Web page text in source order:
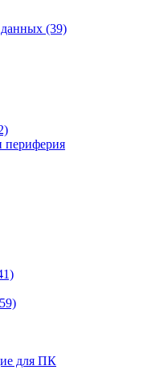
(39)
периферия
для ПК